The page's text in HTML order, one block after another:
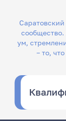
Саратовский
ум, стремление к диалогу, системность и трудолюбие
– то,